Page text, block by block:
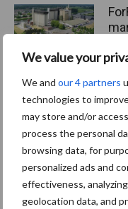
We value your
We and our 4 partners
technologies to
may store and/or
process the personal
browsing data, for
personalized ads and
effectiveness,
geolocation data, and
Themapagina's
Diergezondheid